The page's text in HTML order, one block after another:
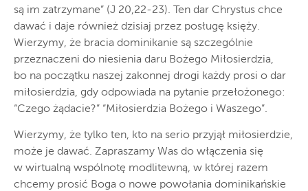
są im zatrzymane” (J 20,22-23). Ten dar Chrystus chce
dawać i daje również dzisiaj przez posługę księży.
Wierzymy, że bracia dominikanie są szczególnie
przeznaczeni do niesienia daru Bożego Miłosierdzia,
bo na początku naszej zakonnej drogi każdy prosi o dar
miłosierdzia, gdy odpowiada na pytanie przełożonego:
“Czego żądacie?” “Miłosierdzia Bożego i Waszego”.
Wierzymy, że tylko ten, kto na serio przyjął miłosierdzie,
może je dawać. Zapraszamy Was do włączenia się
w wirtualną wspólnotę modlitewną, w której razem
chcemy prosić Boga o nowe powołania dominikańskie